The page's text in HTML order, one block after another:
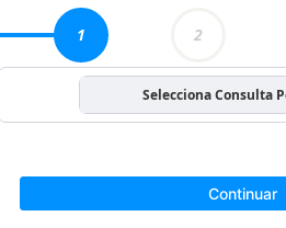
1 2
Selecciona Consulta
Continuar